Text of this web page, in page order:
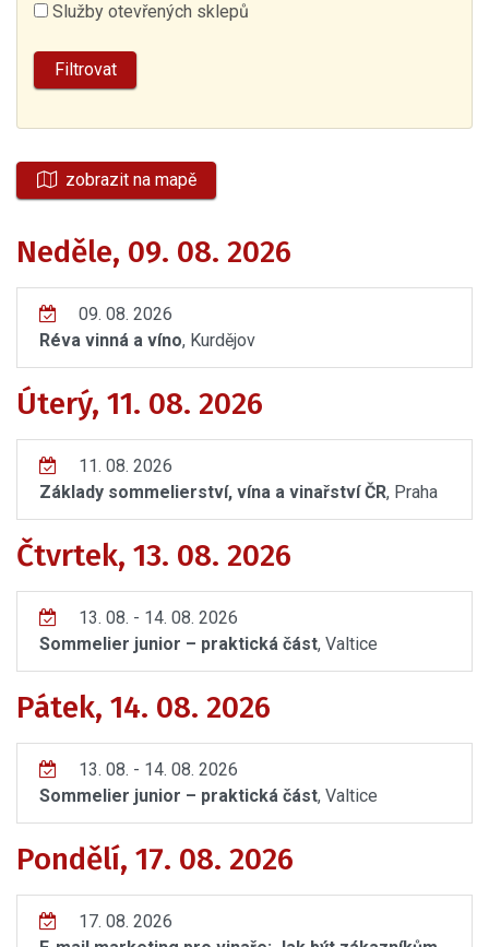
Služby otevřených sklepů
zobrazit na mapě
Neděle, 09. 08. 2026
09. 08. 2026
Réva vinná a víno, Kurdějov
Úterý, 11. 08. 2026
11. 08. 2026
Základy sommelierství, vína a vinařství ČR, Praha
Čtvrtek, 13. 08. 2026
13. 08. - 14. 08. 2026
Sommelier junior – praktická část, Valtice
Pátek, 14. 08. 2026
13. 08. - 14. 08. 2026
Sommelier junior – praktická část, Valtice
Pondělí, 17. 08. 2026
17. 08. 2026